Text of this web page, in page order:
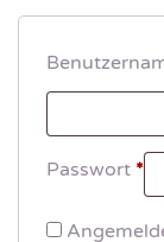
Passwort *